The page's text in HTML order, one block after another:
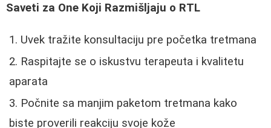
Saveti za One Koji Razmišljaju o RTL
Uvek tražite konsultaciju pre početka tretmana
Raspitajte se o iskustvu terapeuta i kvalitetu
aparata
Počnite sa manjim paketom tretmana kako
biste proverili reakciju svoje kože